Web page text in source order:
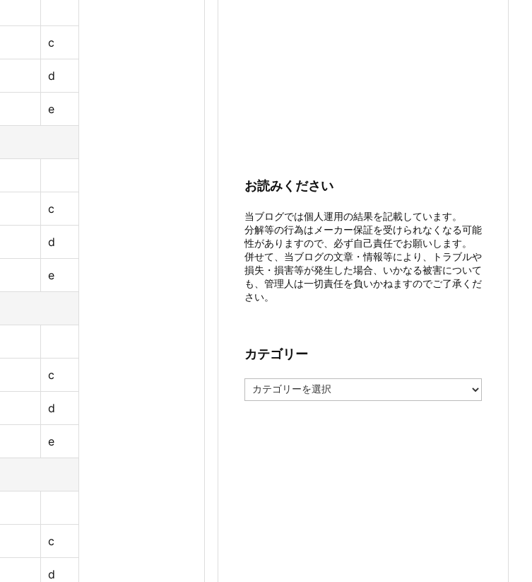
c
d
e
c
d
e
c
d
e
c
d
お読みください
当ブログでは個人運用の結果を記載しています。
分解等の行為はメーカー保証を受けられなくなる可能
性がありますので、必ず自己責任でお願いします。
併せて、当ブログの文章・情報等により、トラブルや
損失・損害等が発生した場合、いかなる被害について
も、管理人は一切責任を負いかねますのでご了承くだ
さい。
カテゴリー
テ